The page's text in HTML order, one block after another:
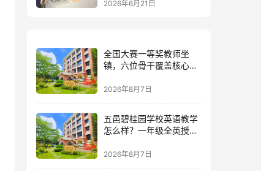
2026年6月21日
全国大赛一等奖教师坐
镇，六位骨干覆盖核心学
校的师资答卷
2026年8月7日
五邑碧桂园学校英语教学
怎么样？一年级全英授课
语体系深度解读
2026年8月7日